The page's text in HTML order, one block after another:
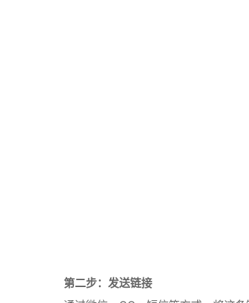
第二步：发送链接